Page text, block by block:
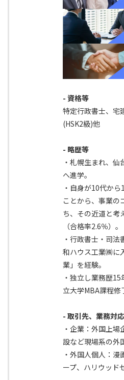
- 資格等
特定行政書士、宅
(HSK2級)他
- 略歴等
・札幌生まれ、
へ進学。
・自身が10代か
ことから、事業の
ち、その近道と考
（合格率2.6％）。
・行政書士・司
和ハウス工業㈱に
業」を経験。
・独立し業務歴
立大学MBA課程修
- 取引先、業務対
・企業：外国上
設など現場系の外
・外国人個人：
ープ、ハリウッド